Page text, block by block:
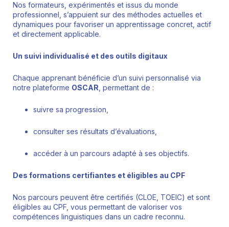
Nos formateurs, expérimentés et issus du monde
professionnel, s’appuient sur des méthodes actuelles et
dynamiques pour favoriser un apprentissage concret, actif
et directement applicable.
Un suivi individualisé et des outils digitaux
Chaque apprenant bénéficie d’un suivi personnalisé via
notre plateforme OSCAR , permettant de :
suivre sa progression,
consulter ses résultats d’évaluations,
accéder à un parcours adapté à ses objectifs.
Des formations certifiantes et éligibles au CPF
Nos parcours peuvent être certifiés (CLOE, TOEIC) et sont
éligibles au CPF, vous permettant de valoriser vos
compétences linguistiques dans un cadre reconnu.